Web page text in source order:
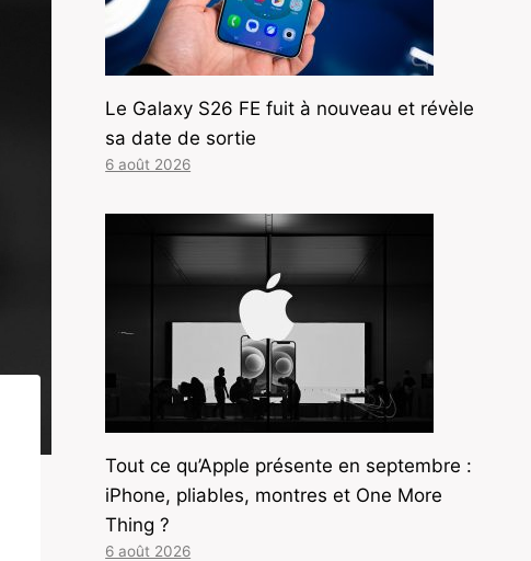
Le Galaxy S26 FE fuit à nouveau et révèle
sa date de sortie
6 août 2026
Tout ce qu’Apple présente en septembre :
iPhone, pliables, montres et One More
Thing ?
6 août 2026